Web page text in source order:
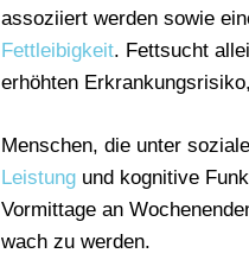
assoziiert werden sowie
Fettleibigkeit. Fettsucht
erhöhten
Menschen, die unter
Leistung und kognitive
Vormittage an
wach zu werden.